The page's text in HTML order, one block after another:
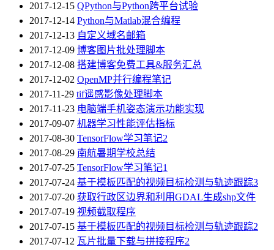
2017-12-15 QPython与Python跨平台试验
2017-12-14 Python与Matlab混合编程
2017-12-13 自定义域名邮箱
2017-12-09 博客图片批处理脚本
2017-12-08 搭建博客免费工具&服务汇总
2017-12-02 OpenMP并行编程笔记
2017-11-29 tif遥感影像处理脚本
2017-11-23 电脑端手机姿态演示功能实现
2017-09-07 机器学习性能评估指标
2017-08-30 TensorFlow学习笔记2
2017-08-29 南航暑期学校总结
2017-07-25 TensorFlow学习笔记1
2017-07-24 基于模板匹配的视频目标检测与轨迹跟踪3
2017-07-20 获取行政区边界和利用GDAL生成shp文件
2017-07-19 视频截取程序
2017-07-15 基于模板匹配的视频目标检测与轨迹跟踪2
2017-07-12 瓦片批量下载与拼接程序2